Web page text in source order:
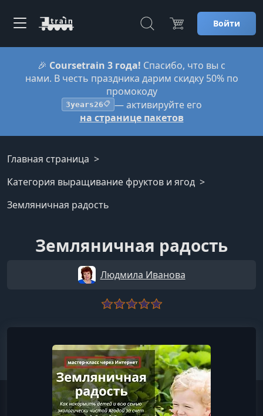
Войти
🎉 Coursetrain 3 года! Спасибо, что вы с
нами. В честь праздника дарим скидку 50% по
промокоду
3years26📋 — активируйте его
на странице пакетов
Главная страница
Категория выращивание фруктов и ягод
Земляничная радость
Земляничная радость
Людмила Иванова